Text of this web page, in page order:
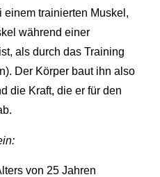
trainierten Muskel,
während einer
als durch das Training
Der Körper baut ihn also
die Kraft, die er für den
von 25 Jahren